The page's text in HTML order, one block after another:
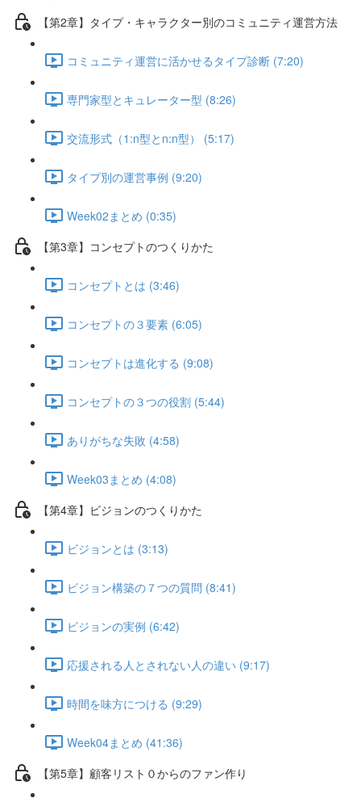
【第2章】タイプ・キャラクター別のコミュニティ運営方法
コミュニティ運営に活かせるタイプ診断 (7:20)
専門家型とキュレーター型 (8:26)
交流形式（1:n型とn:n型） (5:17)
タイプ別の運営事例 (9:20)
Week02まとめ (0:35)
【第3章】コンセプトのつくりかた
コンセプトとは (3:46)
コンセプトの３要素 (6:05)
コンセプトは進化する (9:08)
コンセプトの３つの役割 (5:44)
ありがちな失敗 (4:58)
Week03まとめ (4:08)
【第4章】ビジョンのつくりかた
ビジョンとは (3:13)
ビジョン構築の７つの質問 (8:41)
ビジョンの実例 (6:42)
応援される人とされない人の違い (9:17)
時間を味方につける (9:29)
Week04まとめ (41:36)
【第5章】顧客リスト０からのファン作り